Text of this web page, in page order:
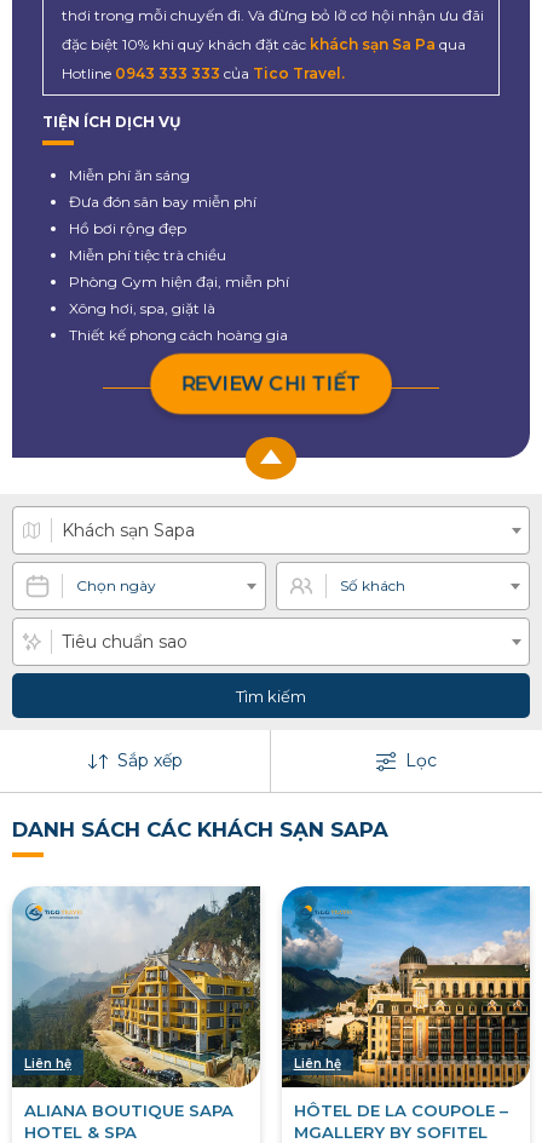
thơi trong mỗi chuyến đi. Và đừng bỏ lỡ cơ hội nhận ưu đãi
đặc biệt 10% khi quý khách đặt các khách sạn Sa Pa qua
Hotline 0943 333 333 của Tico Travel.
TIỆN ÍCH DỊCH VỤ
Miễn phí ăn sáng
Đưa đón sân bay miễn phí
Hồ bơi rộng đẹp
Miễn phí tiệc trà chiều
Phòng Gym hiện đại, miễn phí
Xông hơi, spa, giặt là
Thiết kế phong cách hoàng gia
REVIEW CHI TIẾT
Khách sạn Sapa
Chọn ngày Số khách
Tiêu chuẩn sao
Tìm kiếm
Sắp xếp Lọc
DANH SÁCH CÁC KHÁCH SẠN SAPA
Liên hệ
ALIANA BOUTIQUE SAPA
HOTEL & SPA
Liên hệ
HÔTEL DE LA COUPOLE –
MGALLERY BY SOFITEL